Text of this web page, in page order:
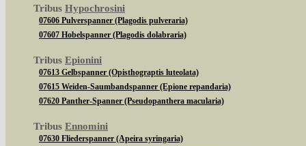
Tribus Hypochrosini
07606 Pulverspanner (Plagodis pulveraria)
07607 Hobelspanner (Plagodis dolabraria)
Tribus Epionini
07613 Gelbspanner (Opisthograptis luteolata)
07615 Weiden-Saumbandspanner (Epione repandaria)
07620 Panther-Spanner (Pseudopanthera macularia)
Tribus Ennomini
07630 Fliederspanner (Apeira syringaria)